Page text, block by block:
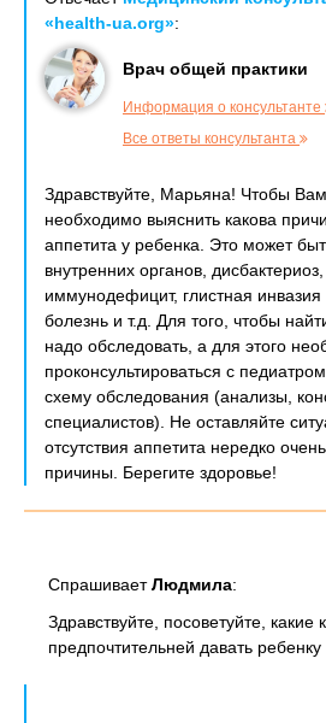
«health-ua.org»:
Врач общей практики
Информация о консультанте
Все ответы консультанта
Здравствуйте, Марьяна! Чтобы
необходимо выяснить какова
аппетита у ребенка. Это может
внутренних органов,
иммунодефицит, глистная
болезнь и т.д. Для того, чтобы
надо обследовать, а для этого
проконсультироваться с
схему обследования (анализы,
специалистов). Не оставляйте
отсутствия аппетита нередко
причины. Берегите здоровье!
СпрашиваетЛюдмила:
Здравствуйте, посоветуйте, какие
предпочтительней давать